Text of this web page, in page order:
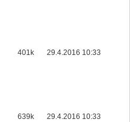
401k 29.4.2016 10:33
639k 29.4.2016 10:33